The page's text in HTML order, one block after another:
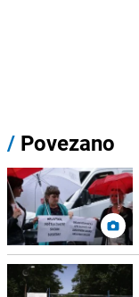
/ Povezano